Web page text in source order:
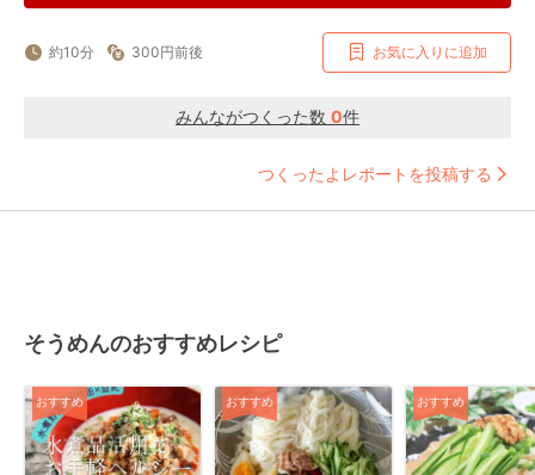
約10分 300円前後 お気に入りに追加
みんながつくった数 0件
つくったよレポートを投稿する
そうめんのおすすめレシピ
おすすめ おすすめ おすすめ